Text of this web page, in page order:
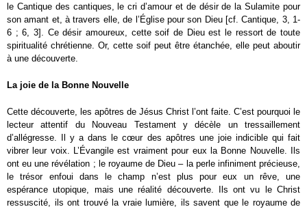
le Cantique des cantiques, le cri d’amour et de désir de la Sulamite pour
son amant et, à travers elle, de l’Église pour son Dieu [cf. Cantique, 3, 1-
6 ; 6, 3]. Ce désir amoureux, cette soif de Dieu est le ressort de toute
spiritualité chrétienne. Or, cette soif peut être étanchée, elle peut aboutir
à une découverte.
La joie de la Bonne Nouvelle
Cette découverte, les apôtres de Jésus Christ l’ont faite. C’est pourquoi le
lecteur attentif du Nouveau Testament y décèle un tressaillement
d’allégresse. Il y a dans le cœur des apôtres une joie indicible qui fait
vibrer leur voix. L’Évangile est vraiment pour eux la Bonne Nouvelle. Ils
ont eu une révélation ; le royaume de Dieu – la perle infiniment précieuse,
le trésor enfoui dans le champ n’est plus pour eux un rêve, une
espérance utopique, mais une réalité découverte. Ils ont vu le Christ
ressuscité, ils ont trouvé la vraie lumière, ils savent que le royaume de